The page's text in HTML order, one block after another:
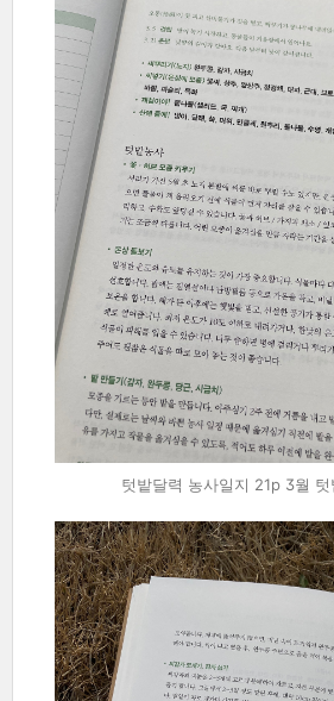
텃밭달력 농사일지 21p 3월 텃